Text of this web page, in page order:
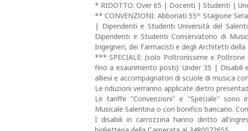
* RIDOTTO: Over 65 | Docenti | Studenti |
** CONVENZIONI: Abbonati 55^ Stagione
| Dipendenti e Studenti Università del
Dipendenti e Studenti Conservatorio di
Ingegneri, dei Farmacisti e degli Architetti della
*** SPECIALE: (solo Poltronissime e
fino a esaurimento posti): Under 35 | Disabili
allievi e accompagnatori di scuole di musica
Le riduzioni verranno applicate dietro
Le tariffe "Convenzioni" e "Speciale" sono
Musicale Salentina o con bonifico bancario.
I disabili in carrozzina hanno diritto